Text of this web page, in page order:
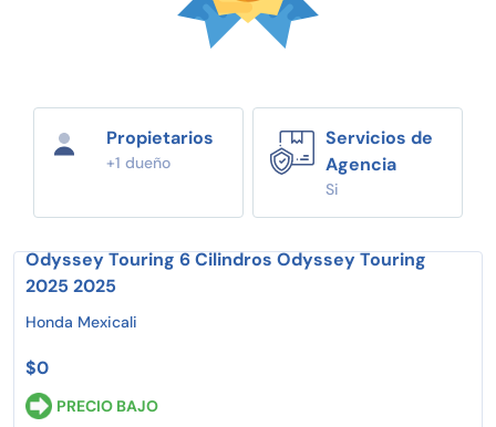
Propietarios
+1 dueño
Servicios de
Agencia
Si
Odyssey Touring 6 Cilindros Odyssey Touring
2025 2025
Honda Mexicali
$0
PRECIO BAJO